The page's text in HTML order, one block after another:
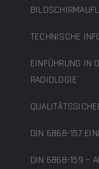
TECHNISCHE
EINFÜHRUNG IN
RADIOLOGIE
DIN 6868-157
DIN 6868-159 –